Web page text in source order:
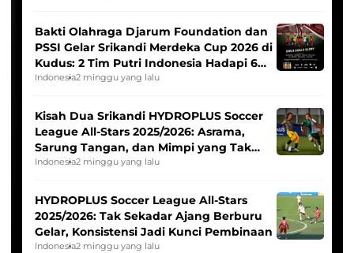
Bakti Olahraga Djarum Foundation dan
PSSI Gelar Srikandi Merdeka Cup 2026 di
Kudus: 2 Tim Putri Indonesia Hadapi 6
Tim Asia
Indonesia2 minggu yang lalu
Kisah Dua Srikandi HYDROPLUS Soccer
League All-Stars 2025/2026: Asrama,
Sarung Tangan, dan Mimpi yang Tak
Pernah Padam
Indonesia2 minggu yang lalu
HYDROPLUS Soccer League All-Stars
2025/2026: Tak Sekadar Ajang Berburu
Gelar, Konsistensi Jadi Kunci Pembinaan
Indonesia2 minggu yang lalu